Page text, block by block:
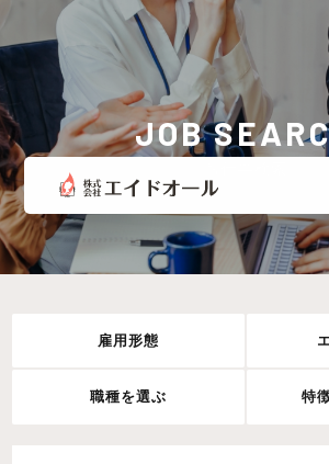
JOB
雇用形態
職種を選ぶ 特